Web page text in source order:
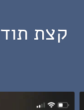
קצת